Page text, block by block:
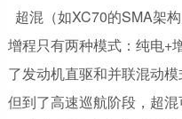
超混（如XC70的SMA架
增程只有两种模式：纯电+
了发动机直驱和并联混动
但到了高速巡航阶段，超